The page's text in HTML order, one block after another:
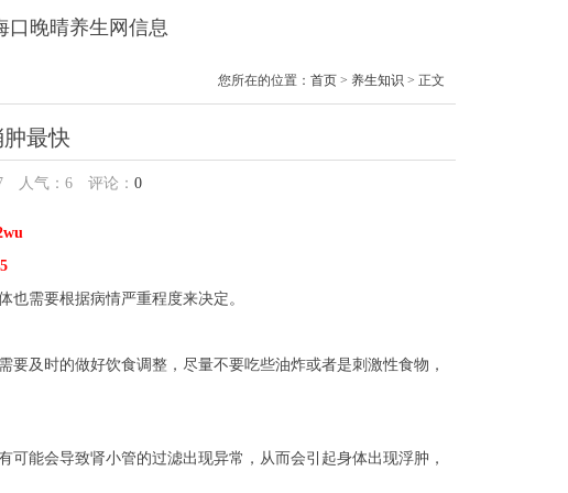
口晚晴养生网信息
您所在的位置： 首页 > 养生知识 > 正文
最快
人气： 6评论： 0
需要根据病情严重程度来决定。
及时的做好饮食调整，尽量不要吃些油炸或者是刺激性食物，
能会导致肾小管的过滤出现异常，从而会引起身体出现浮肿，